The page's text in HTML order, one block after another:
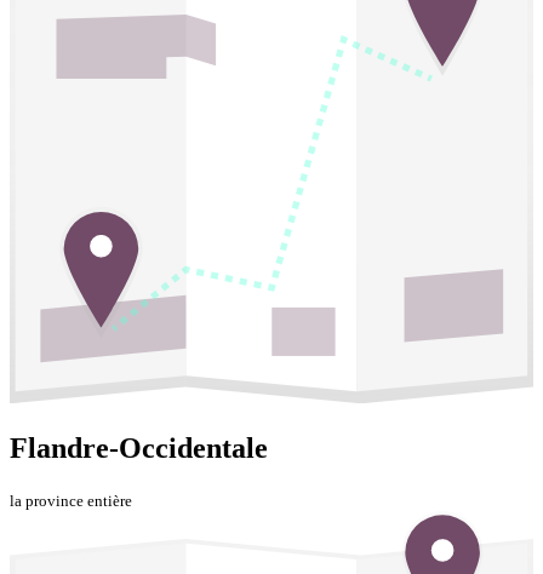
Flandre-Occidentale
la province entière